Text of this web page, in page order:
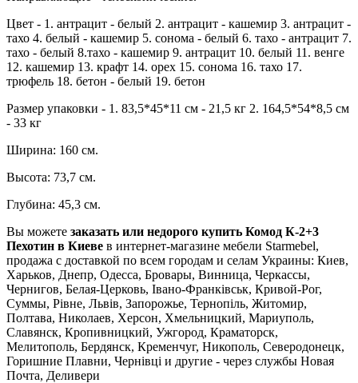
Цвет - 1. антрацит - белый 2. антрацит - кашемир 3. антрацит -
тахо 4. белый - кашемир 5. сонома - белый 6. тахо - антрацит 7.
тахо - белый 8.тахо - кашемир 9. антрацит 10. белый 11. венге
12. кашемир 13. крафт 14. орех 15. сонома 16. тахо 17.
трюфель 18. бетон - белый 19. бетон
Размер упаковки - 1. 83,5*45*11 см - 21,5 кг 2. 164,5*54*8,5 см
- 33 кг
Ширина: 160 см.
Высота: 73,7 см.
Глубина: 45,3 см.
Вы можете заказать или недорого купить Комод К-2+3
Пехотин в Киеве в интернет-магазине мебели Starmebel,
продажа с доставкой по всем городам и селам Украины: Киев,
Харьков, Днепр, Одесса, Бровары, Винница, Черкассы,
Чернигов, Белая-Церковь, Івано-Франківськ, Кривой-Рог,
Суммы, Рівне, Львів, Запорожье, Тернопіль, Житомир,
Полтава, Николаев, Херсон, Хмельницкий, Мариуполь,
Славянск, Кропивницкий, Ужгород, Краматорск,
Мелитополь, Бердянск, Кременчуг, Никополь, Северодонецк,
Горишние Плавни, Чернівці и другие - через службы Новая
Почта, Деливери